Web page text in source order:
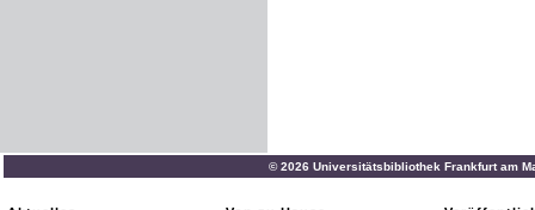
© 2026 Universitätsbibliothek Frankfurt am